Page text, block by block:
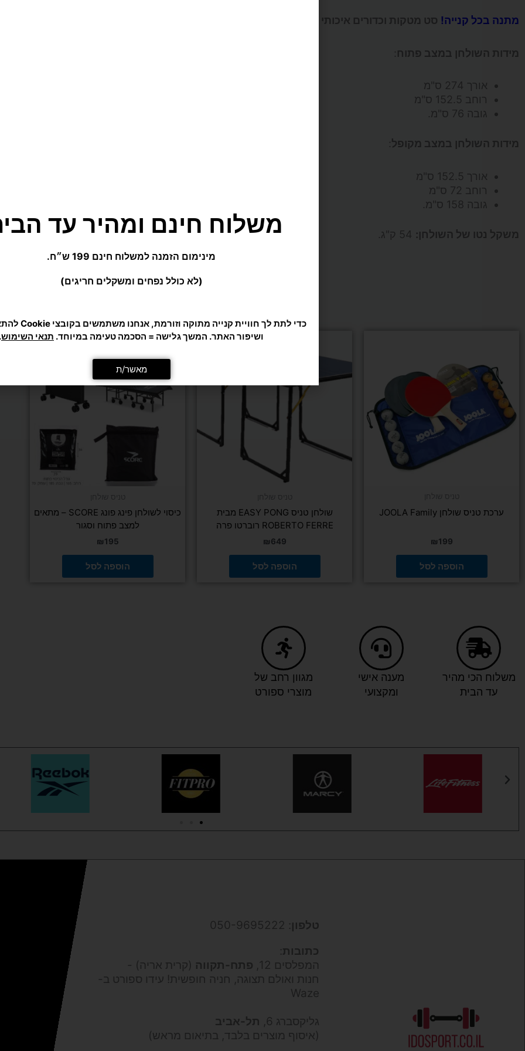
מתנה בכל קנייה! סט מטקות וכדורים איכותי 1 כוכב אשר כולל 2 מחבטים + 3 כדורים.
מידות השולחן במצב פתוח:
אורך 274 ס"מ
רוחב 152.5 ס"מ
גובה 76 ס"מ.
מידות השולחן במצב מקופל:
אורך 152.5 ס"מ
רוחב 72 ס"מ
גובה 158 ס"מ.
משקל נטו של השולחן:
ערכת טניס שולחן JOOLA Family
₪199
הוספה לסל
שולחן טניס EASY PONG מבית
ROBERTO FERRE רוברטו פרה
₪649
הוספה לסל
כיסוי לשולחן פינג פונג SCORE – מתאים
למצב פתוח וסגור
₪195
הוספה לסל
משלוח הכי מהיר
עד הבית
מענה אישי
ומקצועי
מגוון רחב של
מוצרי ספורט
טלפון: 050-9695222
כתובות:
המפלסים 12,
פתח-תקווה (קרית אריה) -
חנות ואולם תצוגה, חניה חופשית! עידו ספורט ב-
Waze
גליקסברג 6,
תל-אביב
(איסוף מוצרים בלבד, בתיאום מראש)
מינימום הזמנה למשלוח חינם 199 ש״ח.